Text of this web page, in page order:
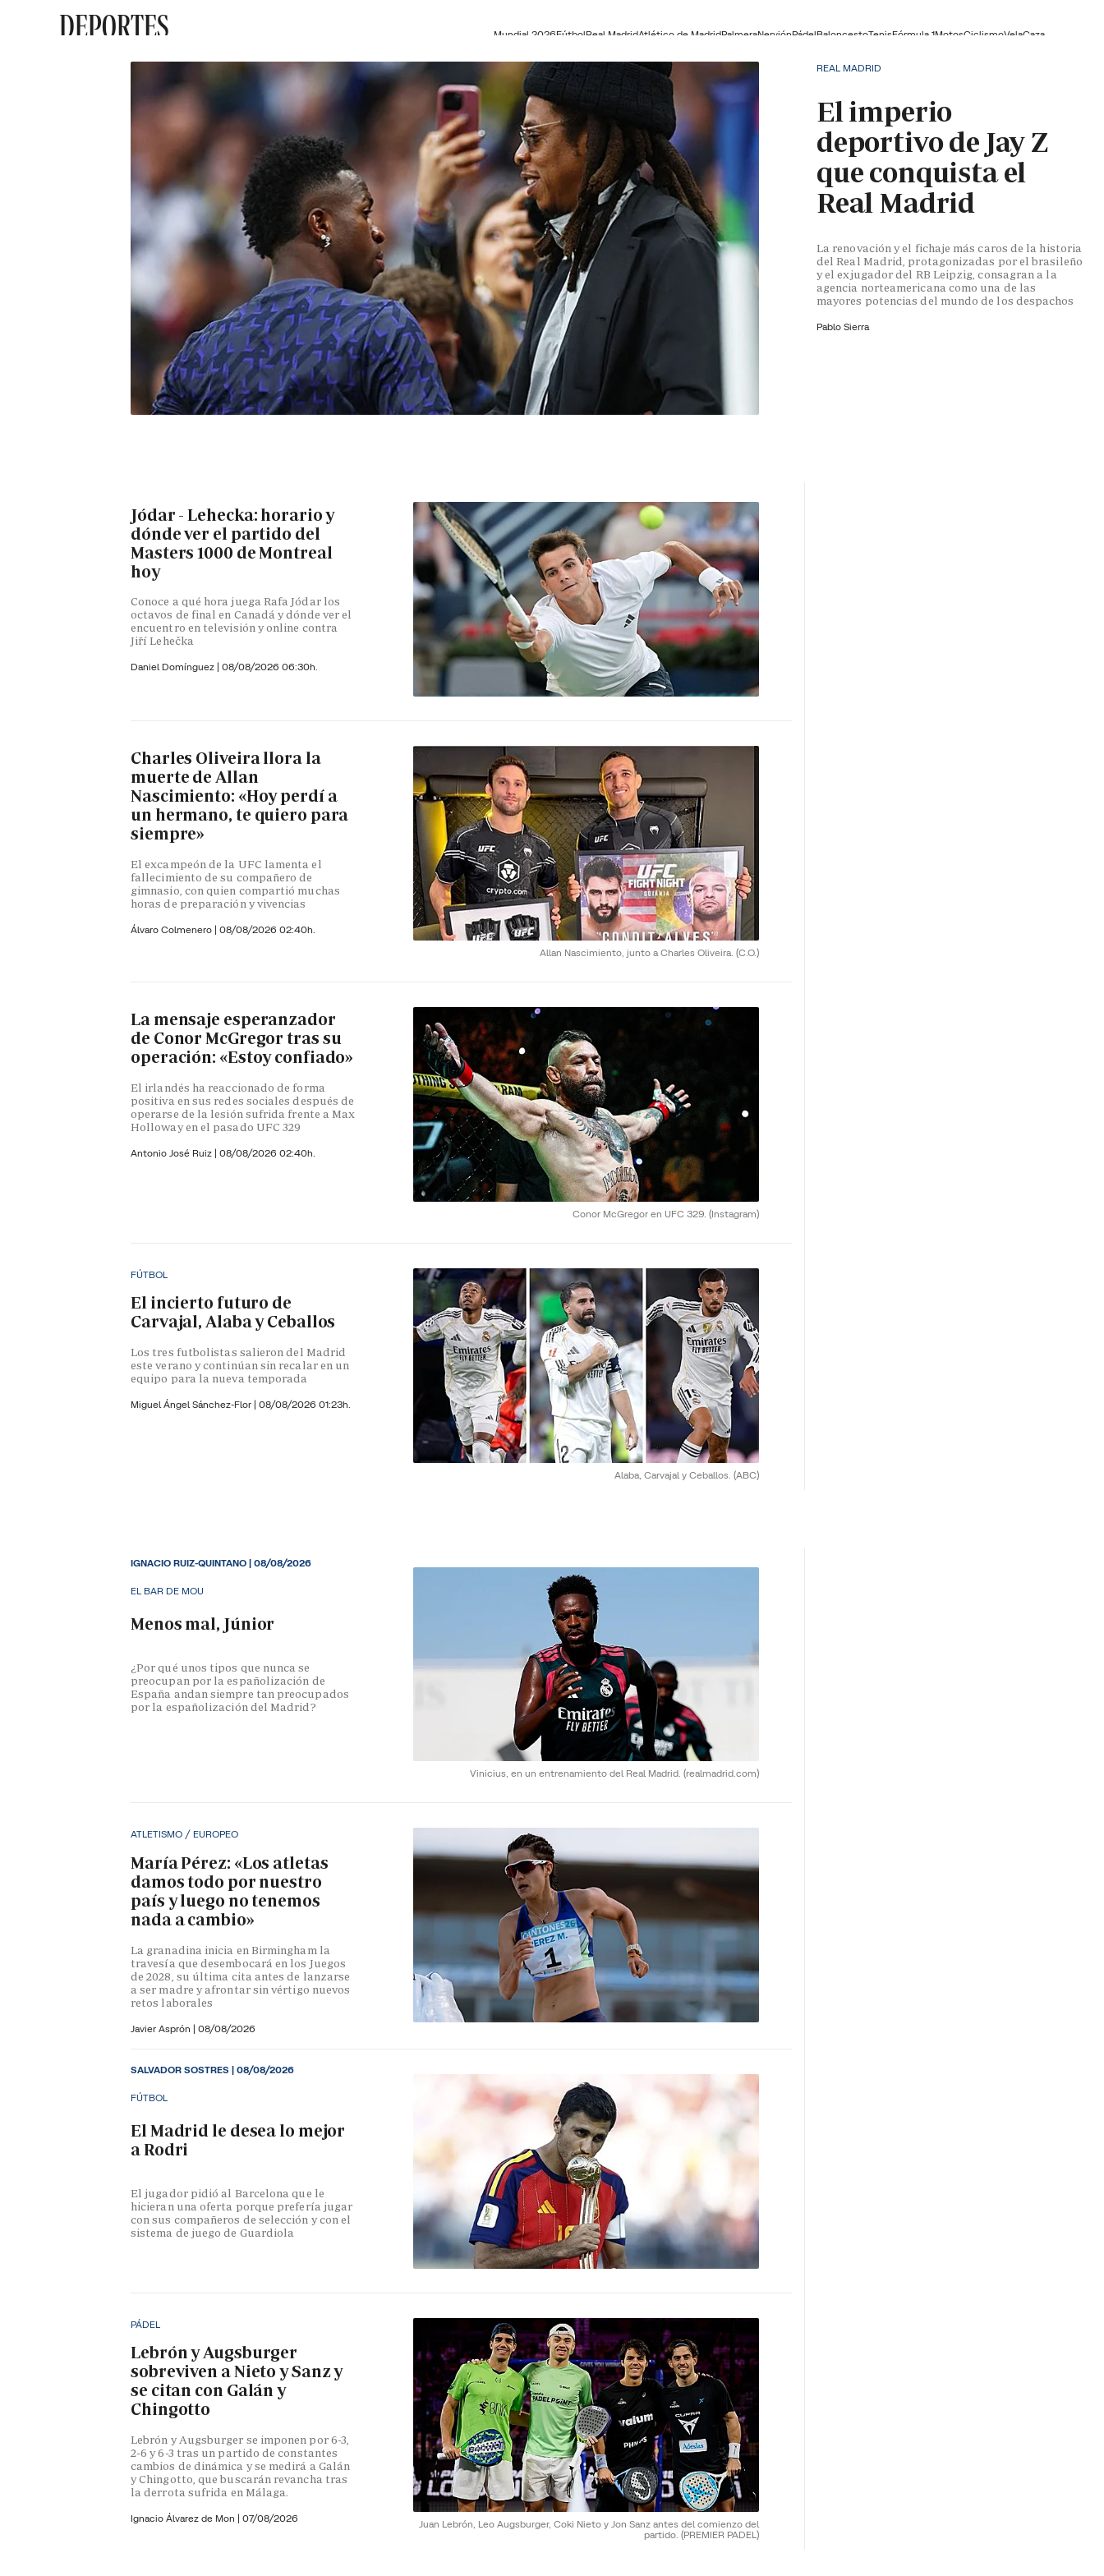
DEPORTES Mundial 2026FútbolReal MadridAtlético de MadridPalmeraNerviónPádelBaloncestoTenisFórmula 1MotosCiclismoVelaCaza
REAL MADRID
El imperio
deportivo de Jay Z
que conquista el
Real Madrid
La renovación y el fichaje más caros de la historia
del Real Madrid, protagonizadas por el brasileño
y el exjugador del RB Leipzig, consagran a la
agencia norteamericana como una de las
mayores potencias del mundo de los despachos
Pablo Sierra
Jódar - Lehecka: horario y
dónde ver el partido del
Masters 1000 de Montreal
hoy
Conoce a qué hora juega Rafa Jódar los
octavos de final en Canadá y dónde ver el
encuentro en televisión y online contra
Jiří Lehečka
Daniel Domínguez | 08/08/2026 06:30h.
Allan Nascimiento, junto a Charles Oliveira. (C.O.)
Charles Oliveira llora la
muerte de Allan
Nascimiento: «Hoy perdí a
un hermano, te quiero para
siempre»
El excampeón de la UFC lamenta el
fallecimiento de su compañero de
gimnasio, con quien compartió muchas
horas de preparación y vivencias
Álvaro Colmenero | 08/08/2026 02:40h.
Conor McGregor en UFC 329. (Instagram)
La mensaje esperanzador
de Conor McGregor tras su
operación: «Estoy confiado»
El irlandés ha reaccionado de forma
positiva en sus redes sociales después de
operarse de la lesión sufrida frente a Max
Holloway en el pasado UFC 329
Antonio José Ruiz | 08/08/2026 02:40h.
Alaba, Carvajal y Ceballos. (ABC)
FÚTBOL
El incierto futuro de
Carvajal, Alaba y Ceballos
Los tres futbolistas salieron del Madrid
este verano y continúan sin recalar en un
equipo para la nueva temporada
Miguel Ángel Sánchez-Flor | 08/08/2026 01:23h.
Vinicius, en un entrenamiento del Real Madrid. (realmadrid.com)
EL BAR DE MOU
Menos mal, Júnior
¿Por qué unos tipos que nunca se
preocupan por la españolización de
España andan siempre tan preocupados
por la españolización del Madrid?
IGNACIO RUIZ-QUINTANO|08/08/2026
ATLETISMO / EUROPEO
María Pérez: «Los atletas
damos todo por nuestro
país y luego no tenemos
nada a cambio»
La granadina inicia en Birmingham la
travesía que desembocará en los Juegos
de 2028, su última cita antes de lanzarse
a ser madre y afrontar sin vértigo nuevos
retos laborales
Javier Asprón | 08/08/2026
FÚTBOL
El Madrid le desea lo mejor
a Rodri
El jugador pidió al Barcelona que le
hicieran una oferta porque prefería jugar
con sus compañeros de selección y con el
sistema de juego de Guardiola
SALVADOR SOSTRES |08/08/2026
Juan Lebrón, Leo Augsburger, Coki Nieto y Jon Sanz antes del comienzo del
partido. (PREMIER PADEL)
PÁDEL
Lebrón y Augsburger
sobreviven a Nieto y Sanz y
se citan con Galán y
Chingotto
Lebrón y Augsburger se imponen por 6-3,
2-6 y 6-3 tras un partido de constantes
cambios de dinámica y se medirá a Galán
y Chingotto, que buscarán revancha tras
la derrota sufrida en Málaga.
Ignacio Álvarez de Mon | 07/08/2026